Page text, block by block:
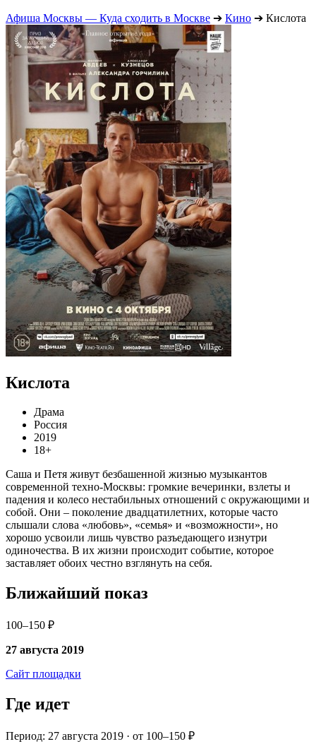
Афиша Москвы — Куда сходить в Москве ➔ Кино ➔ Кислота
Кислота
Драма
Россия
2019
18+
Саша и Петя живут безбашенной жизнью музыкантов
современной техно-Москвы: громкие вечеринки, взлеты и
падения и колесо нестабильных отношений с окружающими и
собой. Они – поколение двадцатилетних, которые часто
слышали слова «любовь», «семья» и «возможности», но
хорошо усвоили лишь чувство разъедающего изнутри
одиночества. В их жизни происходит событие, которое
заставляет обоих честно взглянуть на себя.
Ближайший показ
100–150 ₽
27 августа 2019
Сайт площадки
Где идет
Период: 27 августа 2019 · от 100–150 ₽